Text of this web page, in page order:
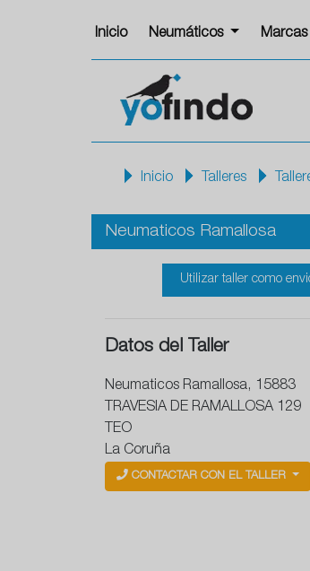
Inicio Neumáticos Marcas
Inicio Talleres
Neumaticos Ramallosa
Utilizar taller como
Datos del Taller
Neumaticos Ramallosa, 15883
TRAVESIA DE RAMALLOSA 129
TEO
La Coruña
CONTACTAR CON EL TALLER